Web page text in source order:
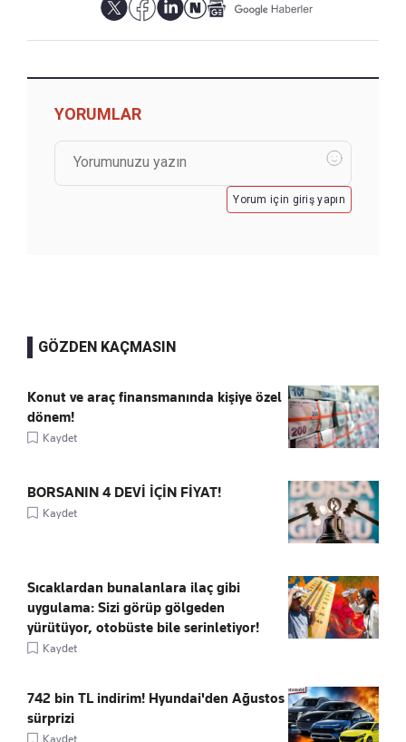
YORUMLAR
Yorum için giriş yapın
GÖZDEN KAÇMASIN
Konut ve araç finansmanında kişiye özel
dönem!
Kaydet
BORSANIN 4 DEVİ İÇİN FİYAT!
Kaydet
Sıcaklardan bunalanlara ilaç gibi
uygulama: Sizi görüp gölgeden
yürütüyor, otobüste bile serinletiyor!
Kaydet
742 bin TL indirim! Hyundai'den Ağustos
sürprizi
Kaydet